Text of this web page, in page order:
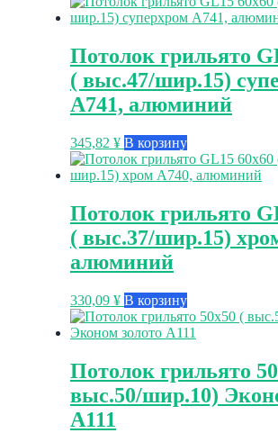
Потолок грильято
( выс.47/шир.15)
А741, алюминий
345,82 ¥ В корзину
Потолок грильято
( выс.37/шир.15)
алюминий
330,09 ¥ В корзину
Потолок грильято
выс.50/шир.10)
А111